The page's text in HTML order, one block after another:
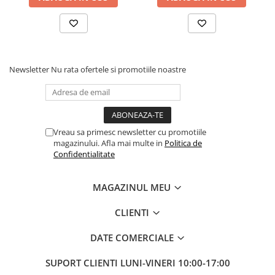
• dimensiuni:20 × 13 cm
• previne alunecarea obiectelor pe bord
• material flexibil si usor de utilizat
• se poate curata simplu cu apa
• accesoriu util pentru interiorul masinii
Pretul afisat este per bucata.
Newsletter Nu rata ofertele si promotiile noastre
Vreau sa primesc newsletter cu promotiile
magazinului. Afla mai multe in Politica de
Confidentialitate
MAGAZINUL MEU
CLIENTI
DATE COMERCIALE
SUPORT CLIENTI LUNI-VINERI 10:00-17:00